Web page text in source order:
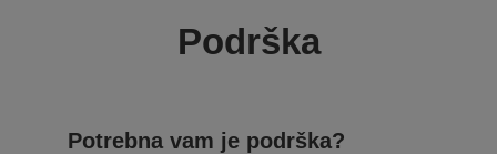
Podrška
Potrebna vam je podrška?